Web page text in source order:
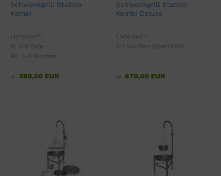
Schwenkgrill Station
Kombi
Lieferzeit*:
B: 2-5 Tage
BV: 1-3 Wochen
ab 580,00 EUR
Schwenkgrill Station
Kombi Deluxe
Lieferzeit*:
1-3 Wochen (Spedition)
ab 670,00 EUR